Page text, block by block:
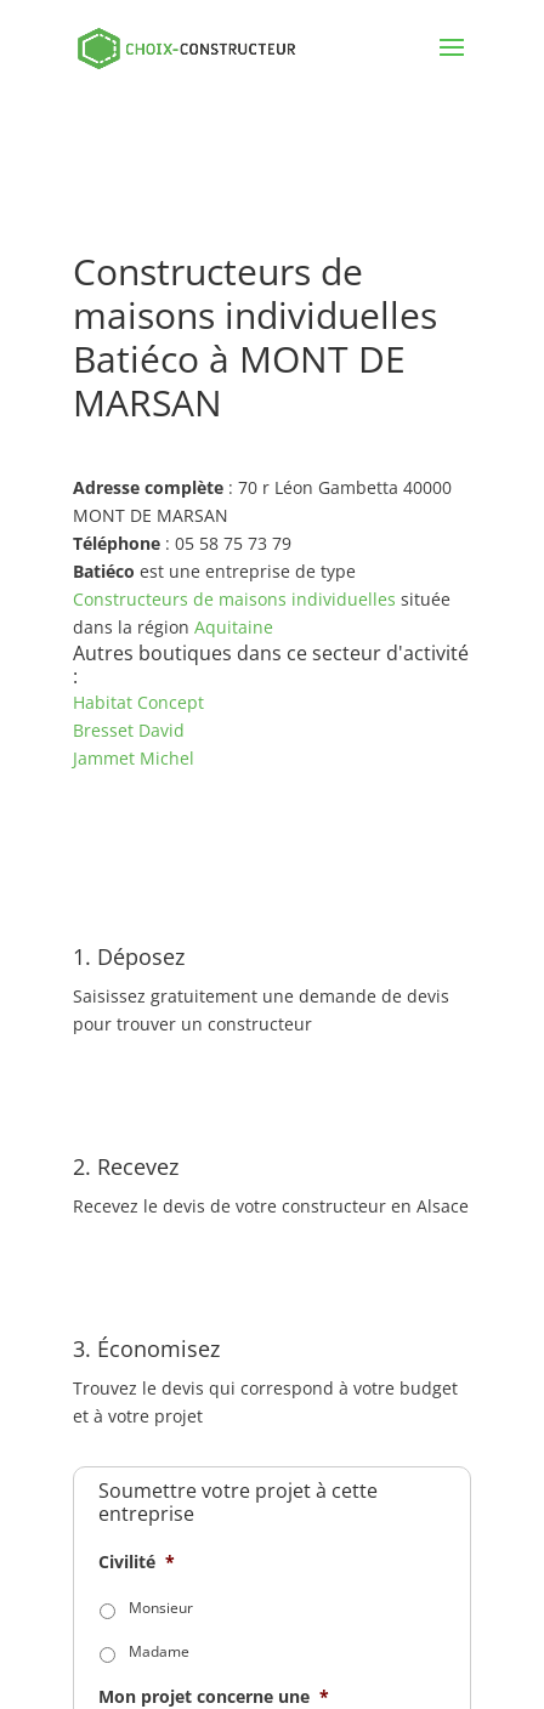
Constructeurs de
maisons individuelles
Batiéco à MONT DE
MARSAN
Adresse complète: 70 r Léon Gambetta 40000
MONT DE MARSAN
Téléphone: 05 58 75 73 79
Batiéco est une entreprise de type
Constructeurs de maisons individuelles située
dans la région Aquitaine
Autres boutiques dans ce secteur d'activité
:
Habitat Concept
Bresset David
Jammet Michel
1. Déposez
Saisissez gratuitement une demande de devis
pour trouver un constructeur
2. Recevez
Recevez le devis de votre constructeur en Alsace
3. Économisez
Trouvez le devis qui correspond à votre budget
et à votre projet
Soumettre votre projet à cette
entreprise
Civilité *
Monsieur
Madame
Mon projet concerne une *